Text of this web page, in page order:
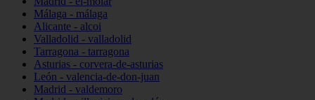
Málaga - málaga
Alicante - alcoi
Valladolid - valladolid
Tarragona - tarragona
Asturias - corvera-de-asturias
León - valencia-de-don-juan
Madrid - valdemoro